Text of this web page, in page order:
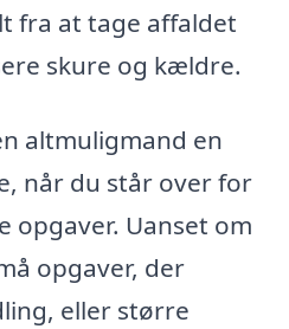
fra at tage affaldet
skure og kældre.
altmuligmand en
når du står over for
opgaver. Uanset om
opgaver, der
eller større